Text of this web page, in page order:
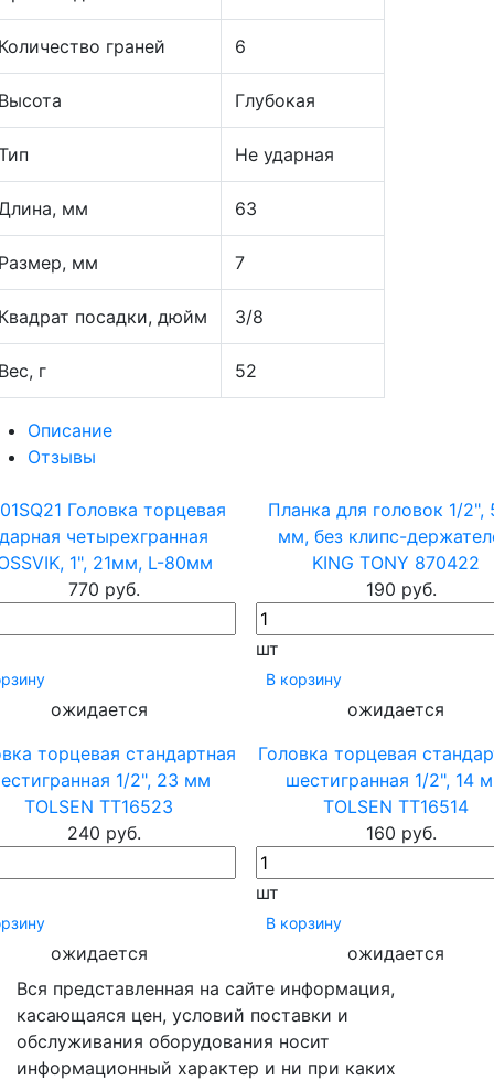
граней 6
Глубокая
Не ударная
мм 63
мм 7
посадки, дюйм 3/8
г 52
Описание
Отзывы
Головка торцевая
четырехгранная
1", 21мм, L-80мм
770 руб.
ожидается
Планка для головок 1/2",
мм, без клипс-
KING TONY 870422
190 руб.
шт
В корзину
ожидается
торцевая стандартная
1/2", 23 мм
TOLSEN TT16523
240 руб.
ожидается
Головка торцевая
шестигранная 1/2", 14
TOLSEN TT16514
160 руб.
шт
В корзину
ожидается
Вся представленная на сайте информация,
касающаяся цен, условий поставки и
обслуживания оборудования носит
информационный характер и ни при каких